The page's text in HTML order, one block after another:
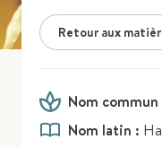
Retour aux
Nom commun
Nom latin :